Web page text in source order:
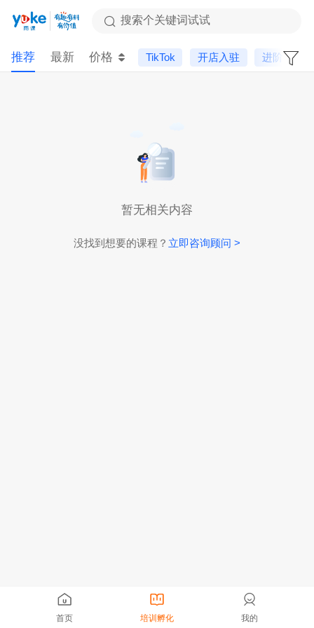
搜索个关键词试试
推荐 最新 价格 TikTok 开店入驻 进阶课
暂无相关内容
没找到想要的课程？ 立即咨询顾问 >
首页 培训孵化 我的